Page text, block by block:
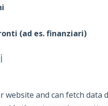
(ad es. finanziari)
website and can fetch